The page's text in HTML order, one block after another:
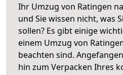
Ihr Umzug von Ratingen
und Sie wissen nicht, was
sollen? Es gibt einige
einem Umzug von
beachten sind.
hin zum Verpacken Ihres